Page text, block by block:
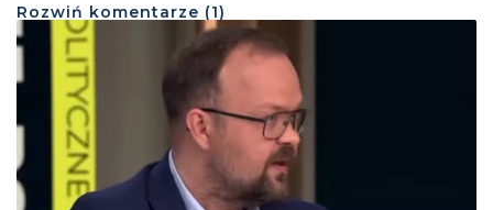
Rozwiń komentarze (1)